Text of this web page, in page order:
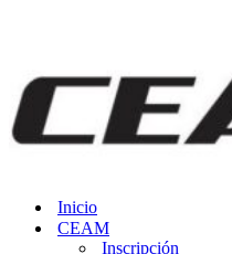
Inicio
CEAM
Inscripción